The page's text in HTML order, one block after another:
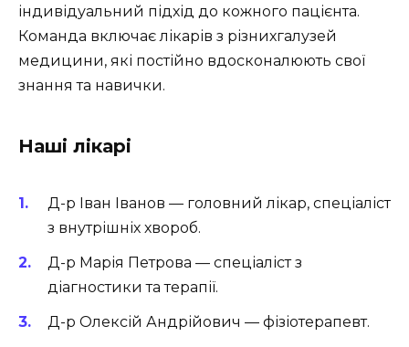
індивідуальний підхід до кожного пацієнта.
Команда включає лікарів з різнихгалузей
медицини, які постійно вдосконалюють свої
знання та навички.
Наші лікарі
Д-р Іван Іванов — головний лікар, спеціаліст
з внутрішніх хвороб.
Д-р Марія Петрова — спеціаліст з
діагностики та терапії.
Д-р Олексій Андрійович — фізіотерапевт.